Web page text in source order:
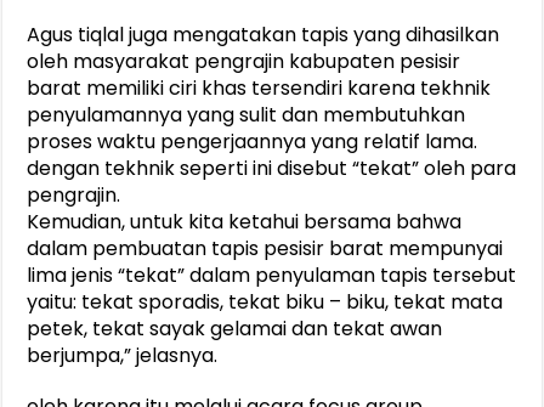
Agus tiqlal juga mengatakan tapis yang dihasilkan
oleh masyarakat pengrajin kabupaten pesisir
barat memiliki ciri khas tersendiri karena tekhnik
penyulamannya yang sulit dan membutuhkan
proses waktu pengerjaannya yang relatif lama.
dengan tekhnik seperti ini disebut “tekat” oleh para
pengrajin.
Kemudian, untuk kita ketahui bersama bahwa
dalam pembuatan tapis pesisir barat mempunyai
lima jenis “tekat” dalam penyulaman tapis tersebut
yaitu: tekat sporadis, tekat biku – biku, tekat mata
petek, tekat sayak gelamai dan tekat awan
berjumpa,” jelasnya.